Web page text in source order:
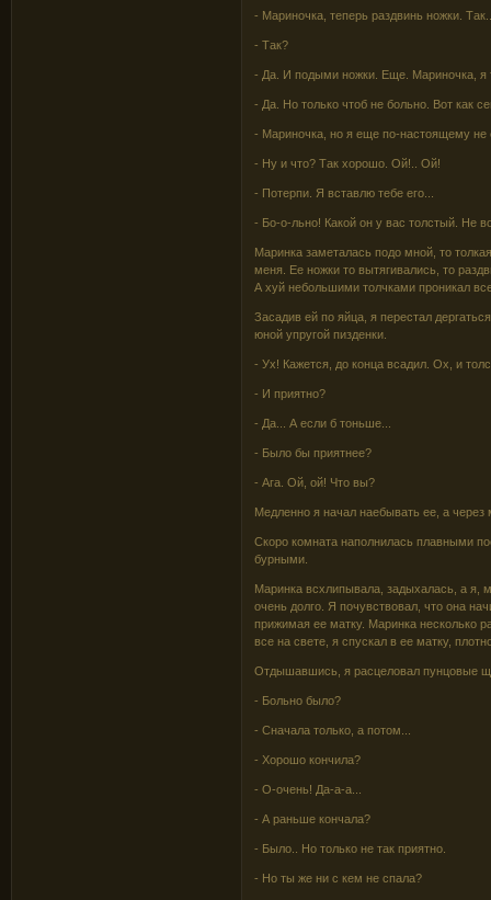
- Мариночка, теперь раздвинь ножки.
- Так?
- Да. И подыми ножки. Еще. Мариночка, я
- Да. Но только чтоб не больно. Вот как
- Мариночка, но я еще по-настоящему не
- Ну и что? Так хорошо. Ой!.. Ой!
- Потерпи. Я вставлю тебе его...
- Бо-о-льно! Какой он у вас толстый. Не
Маринка заметалась подо мной, то
меня. Ее ножки то вытягивались, то
А хуй небольшими толчками проникал
Засадив ей по яйца, я перестал
юной упругой пизденки.
- Ух! Кажется, до конца всадил. Ох, и
- И приятно?
- Да... А если б тоньше...
- Было бы приятнее?
- Ага. Ой, ой! Что вы?
Медленно я начал наебывать ее, а
Скоро комната наполнилась плавными
бурными.
Маринка всхлипывала, задыхалась, а я,
очень долго. Я почувствовал, что она
прижимая ее матку. Маринка несколько
все на свете, я спускал в ее матку,
Отдышавшись, я расцеловал пунцовые
- Больно было?
- Сначала только, а потом...
- Хорошо кончила?
- О-очень! Да-а-а...
- А раньше кончала?
- Было.. Но только не так приятно.
- Но ты же ни с кем не спала?